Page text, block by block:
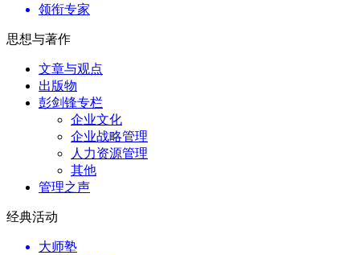
领衔专家
思想与著作
文章与观点
出版物
彭剑锋专栏
企业文化
企业战略管理
人力资源管理
其他
管理之声
经典活动
大师塾